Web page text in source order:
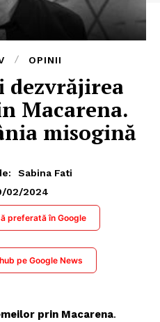
OPINII
dezvrăjirea
Macarena.
misogină
Sabina Fati
02/2024
preferată în Google
pe Google News
prin Macarena.